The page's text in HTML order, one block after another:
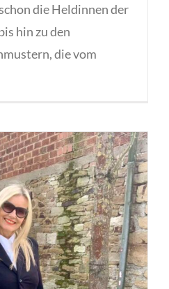
die Heldinnen der
hin zu den
die vom